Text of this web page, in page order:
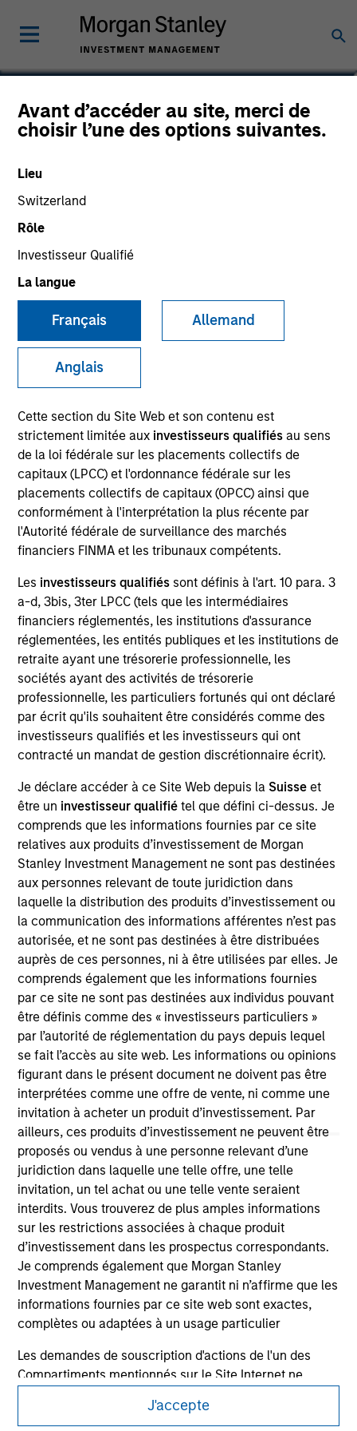
Avant d’accéder au site, merci de
choisir l’une des options suivantes.
Lieu
Switzerland
Rôle
Investisseur Qualifié
La langue
Français Allemand
Anglais
Cette section du Site Web et son contenu est
strictement limitée aux investisseurs qualifiésau sens
de la loi fédérale sur les placements collectifs de
capitaux (LPCC) et l'ordonnance fédérale sur les
placements collectifs de capitaux (OPCC) ainsi que
conformément à l'interprétation la plus récente par
l'Autorité fédérale de surveillance des marchés
financiers FINMA et les tribunaux compétents.
Les investisseurs qualifiés sont définis à l'art. 10 para. 3
a-d, 3bis, 3ter LPCC (tels que les intermédiaires
financiers réglementés, les institutions d'assurance
réglementées, les entités publiques et les institutions de
retraite ayant une trésorerie professionnelle, les
sociétés ayant des activités de trésorerie
professionnelle, les particuliers fortunés qui ont déclaré
par écrit qu'ils souhaitent être considérés comme des
investisseurs qualifiés et les investisseurs qui ont
contracté un mandat de gestion discrétionnaire écrit).
Je déclare accéder à ce Site Web depuis la Suisse et
être un investisseur qualifiétel que défini ci-dessus. Je
comprends que les informations fournies par ce site
relatives aux produits d’investissement de Morgan
Stanley Investment Management ne sont pas destinées
aux personnes relevant de toute juridiction dans
laquelle la distribution des produits d’investissement ou
la communication des informations afférentes n’est pas
autorisée, et ne sont pas destinées à être distribuées
auprès de ces personnes, ni à être utilisées par elles. Je
comprends également que les informations fournies
par ce site ne sont pas destinées aux individus pouvant
être définis comme des « investisseurs particuliers »
par l’autorité de réglementation du pays depuis lequel
se fait l’accès au site web. Les informations ou opinions
figurant dans le présent document ne doivent pas être
interprétées comme une offre de vente, ni comme une
invitation à acheter un produit d’investissement. Par
ailleurs, ces produits d’investissement ne peuvent être
proposés ou vendus à une personne relevant d’une
juridiction dans laquelle une telle offre, une telle
invitation, un tel achat ou une telle vente seraient
interdits. Vous trouverez de plus amples informations
sur les restrictions associées à chaque produit
d’investissement dans les prospectus correspondants.
Je comprends également que Morgan Stanley
Investment Management ne garantit ni n’affirme que les
informations fournies par ce site web sont exactes,
complètes ou adaptées à un usage particulier
Les demandes de souscription d'actions de l'un des
Compartiments mentionnés sur le Site Internet ne
contenues dans le Prospectus, le Rapport annuel et le
J'accepte
Ashley Barone
Senior Associate
YEARS OF INDUSTRY EXPERIENCE
Ashley is a portfolio specialist on the Emerging
Markets Equity team. She joined Morgan Stanley in
2017 and has 6 years of investment experience.
Ashley holds her Series 7 and 63 registrations.
May not represent all Team Members.
The information on this page is for informational
purposes only. The information contained herein does
not constitute and should not be construed as an
offering of advisory services or an offer to sell or a
solicitation of an offer to buy any securities in any
jurisdiction in which such offer or solicitation,
purchase or sale would be unlawful under the
securities, insurance or other laws of such jurisdiction.
All investing involves risks, including a loss of principal.
Please refer to the strategy detail page for important
information on the strategy, including additional risk
considerations.
Morgan Stanley
Morgan Stanley Careers
This is a Marketing Communication.
It is important that users read the Terms of Use before